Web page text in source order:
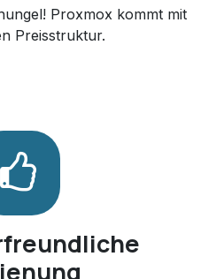
Proxmox kommt mit
Preisstruktur.